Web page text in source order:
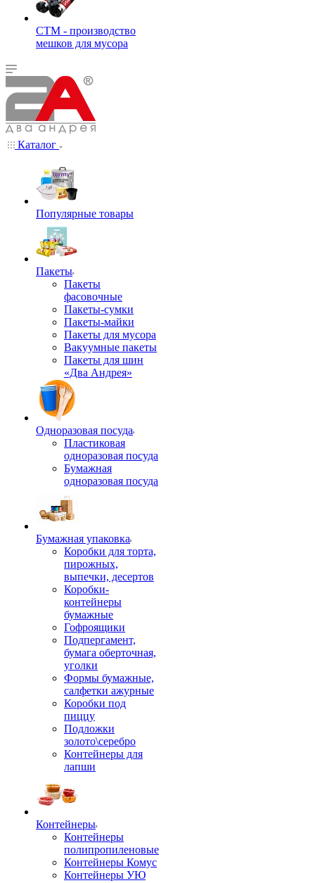
СТМ - производство
мешков для мусора
Каталог
Популярные товары
Пакеты
Пакеты
фасовочные
Пакеты-сумки
Пакеты-майки
Пакеты для мусора
Вакуумные пакеты
Пакеты для шин
«Два Андрея»
Одноразовая посуда
Пластиковая
одноразовая посуда
Бумажная
одноразовая посуда
Бумажная упаковка
Коробки для торта,
пирожных,
выпечки, десертов
Коробки-
контейнеры
бумажные
Гофроящики
Подпергамент,
бумага оберточная,
уголки
Формы бумажные,
салфетки ажурные
Коробки под
пиццу
Подложки
золото\серебро
Контейнеры для
лапши
Контейнеры
Контейнеры
полипропиленовые
Контейнеры Комус
Контейнеры УЮ